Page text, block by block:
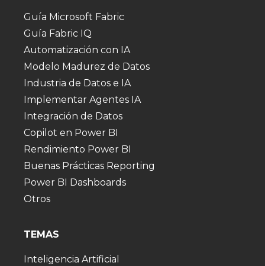
Guía Microsoft Fabric
Guía Fabric IQ
Automatización con IA
Modelo Madurez de Datos
Industria de Datos e IA
Implementar Agentes IA
Integración de Datos
Copilot en Power BI
Rendimiento Power BI
Buenas Prácticas Reporting
Power BI Dashboards
Otros
TEMAS
Inteligencia Artificial